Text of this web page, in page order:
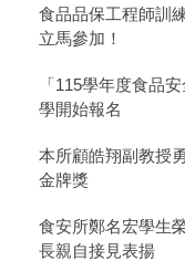
食品品保工程師訓
立馬參加！
「115學年度食品
學開始報名
本所顧皓翔副教授
金牌獎
食安所鄭名宏學生
長親自接見表揚